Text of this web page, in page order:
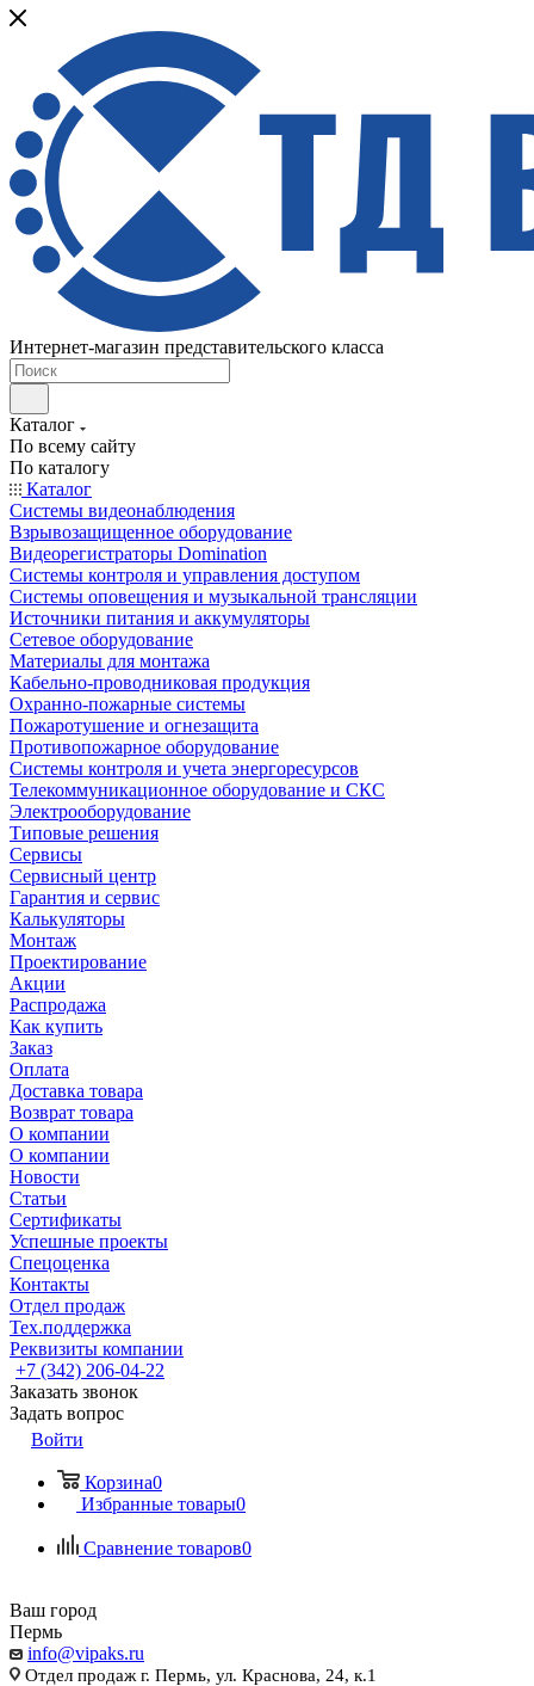
Интернет-магазин представительского класса
Каталог
По всему сайту
По каталогу
Каталог
Системы видеонаблюдения
Взрывозащищенное оборудование
Видеорегистраторы Domination
Системы контроля и управления доступом
Системы оповещения и музыкальной трансляции
Источники питания и аккумуляторы
Сетевое оборудование
Материалы для монтажа
Кабельно-проводниковая продукция
Охранно-пожарные системы
Пожаротушение и огнезащита
Противопожарное оборудование
Системы контроля и учета энергоресурсов
Телекоммуникационное оборудование и СКС
Электрооборудование
Типовые решения
Сервисы
Сервисный центр
Гарантия и сервис
Калькуляторы
Монтаж
Проектирование
Акции
Распродажа
Как купить
Заказ
Оплата
Доставка товара
Возврат товара
О компании
О компании
Новости
Статьи
Сертификаты
Успешные проекты
Спецоценка
Контакты
Отдел продаж
Тех.поддержка
Реквизиты компании
+7 (342) 206-04-22
Заказать звонок
Задать вопрос
Войти
Корзина0
Избранные товары0
Сравнение товаров0
Ваш город
Пермь
info@vipaks.ru
Отдел продаж г. Пермь, ул. Краснова, 24, к.1